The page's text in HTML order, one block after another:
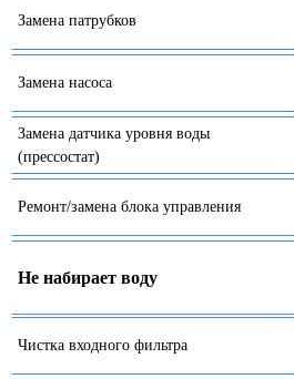
Замена патрубков
Замена насоса
Замена датчика уровня воды
(прессостат)
Ремонт/замена блока управления
Не набирает воду
Чистка входного фильтра